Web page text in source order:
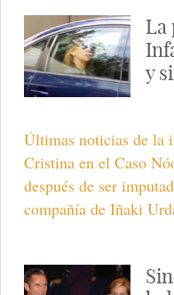
La
y
Últimas noticias de la
Cristina en el Caso
después de ser
compañía de Iñaki